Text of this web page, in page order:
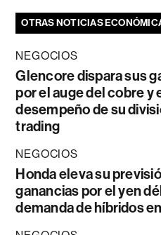
OTRAS NOTICIAS
NEGOCIOS
Glencore dispara sus
por el auge del cobre y
desempeño de su
trading
NEGOCIOS
Honda eleva su
ganancias por el yen
demanda de híbridos